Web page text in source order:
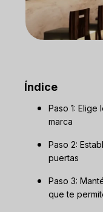
Índice
Paso 1:
marca
Paso 2:
puertas
Paso 3:
que te